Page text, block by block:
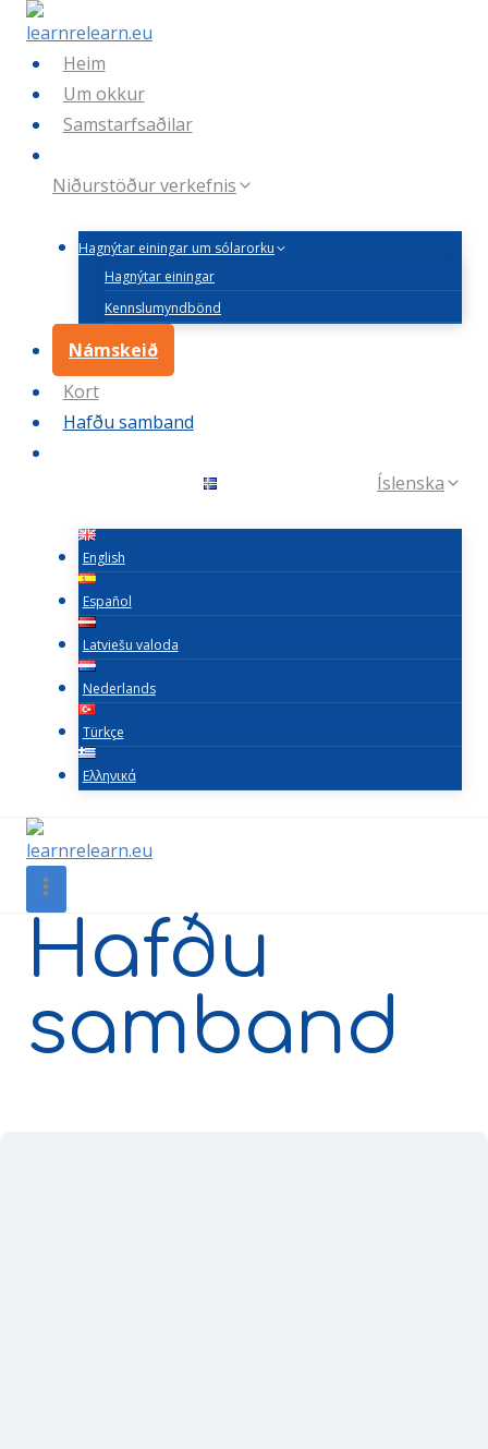
Skip
content Heim
Um okkur
Samstarfsaðilar
Niðurstöður verkefnis
Hagnýtar einingar um sólarorku
Hagnýtar einingar
Kennslumyndbönd
Námskeið
Kort
Hafðu samband
Íslenska
English
Español
Latviešu valoda
Nederlands
Türkçe
Ελληνικά
Hafðu
samband